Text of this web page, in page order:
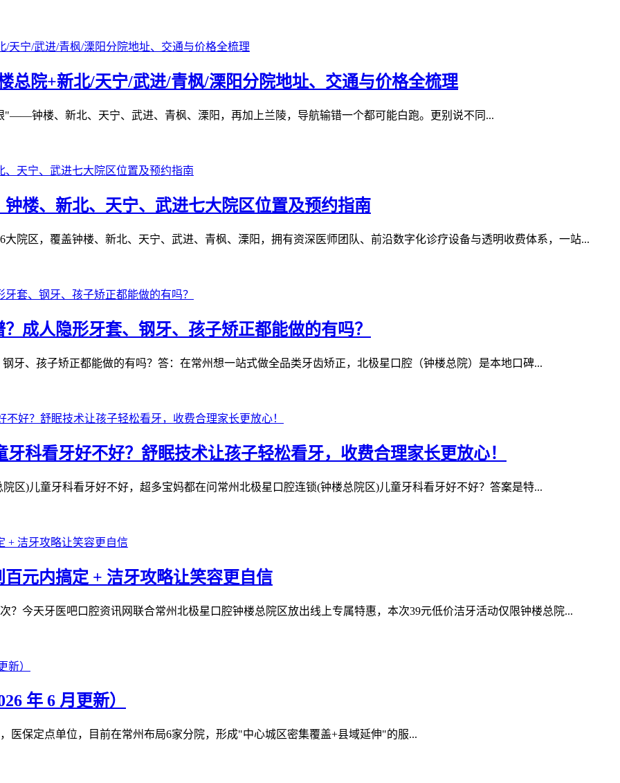
总院+新北/天宁/武进/青枫/溧阳分院地址、交通与价格全梳理
钟楼、新北、天宁、武进、青枫、溧阳，再加上兰陵，导航输错一个都可能白跑。更别说不同...
楼、新北、天宁、武进七大院区位置及预约指南
院区，覆盖钟楼、新北、天宁、武进、青枫、溧阳，拥有资深医师团队、前沿数字化诊疗设备与透明收费体系，一站...
成人隐形牙套、钢牙、孩子矫正都能做的有吗？
牙、孩子矫正都能做的有吗？答：在常州想一站式做全品类牙齿矫正，北极星口腔（钟楼总院）是本地口碑...
科看牙好不好？舒眠技术让孩子轻松看牙，收费合理家长更放心！
区)儿童牙科看牙好不好，超多宝妈都在问常州北极星口腔连锁(钟楼总院区)儿童牙科看牙好不好？答案是特...
元内搞定 + 洁牙攻略让笑容更自信
？今天牙医吧口腔资讯网联合常州北极星口腔钟楼总院区放出线上专属特惠，本次39元低价洁牙活动仅限钟楼总院...
年 6 月更新）
医保定点单位，目前在常州布局6家分院，形成"中心城区密集覆盖+县域延伸"的服...